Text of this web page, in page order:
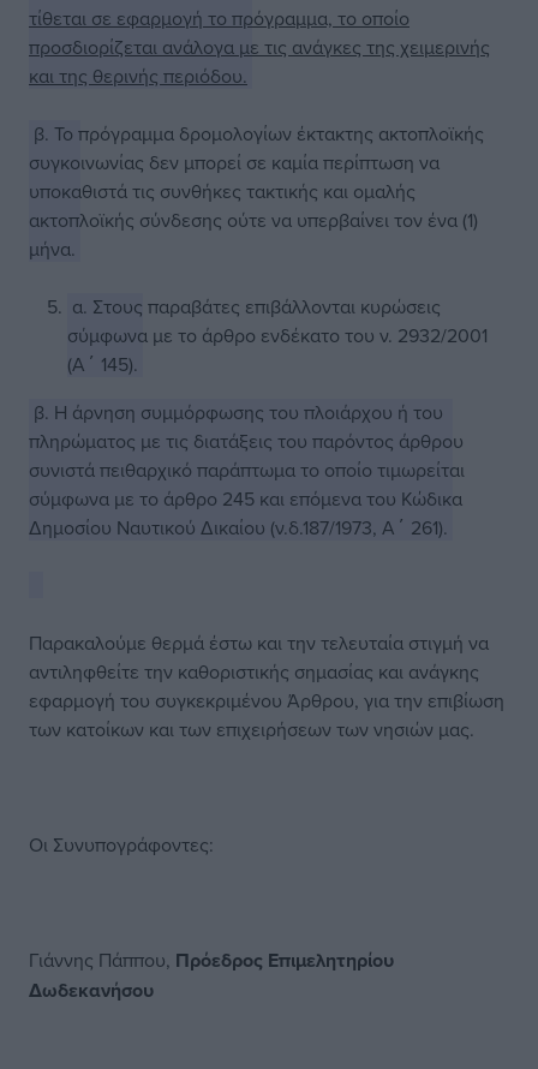
τίθεται σε εφαρμογή το πρόγραμμα, το οποίο
προσδιορίζεται ανάλογα με τις ανάγκες της χειμερινής
και της θερινής περιόδου.
β. Το πρόγραμμα δρομολογίων έκτακτης ακτοπλοϊκής
συγκοινωνίας δεν μπορεί σε καμία περίπτωση να
υποκαθιστά τις συνθήκες τακτικής και ομαλής
ακτοπλοϊκής σύνδεσης ούτε να υπερβαίνει τον ένα (1)
μήνα.
α. Στους παραβάτες επιβάλλονται κυρώσεις
σύμφωνα με το άρθρο ενδέκατο του ν. 2932/2001
(Α΄ 145).
β. Η άρνηση συμμόρφωσης του πλοιάρχου ή του
πληρώματος με τις διατάξεις του παρόντος άρθρου
συνιστά πειθαρχικό παράπτωμα το οποίο τιμωρείται
σύμφωνα με το άρθρο 245 και επόμενα του Κώδικα
Δημοσίου Ναυτικού Δικαίου (ν.δ.187/1973, Α΄ 261).
Παρακαλούμε θερμά έστω και την τελευταία στιγμή να
αντιληφθείτε την καθοριστικής σημασίας και ανάγκης
εφαρμογή του συγκεκριμένου Άρθρου, για την επιβίωση
των κατοίκων και των επιχειρήσεων των νησιών μας.
Οι Συνυπογράφοντες:
Γιάννης Πάππου, Πρόεδρος Επιμελητηρίου
Δωδεκανήσου